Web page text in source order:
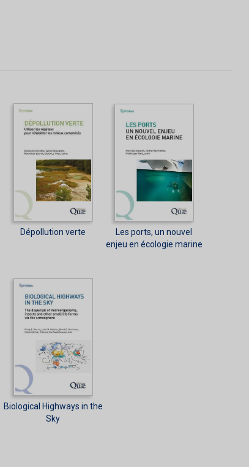
Dépollution verte
Les ports, un nouvel
enjeu en écologie marine
Biological Highways in the
Sky